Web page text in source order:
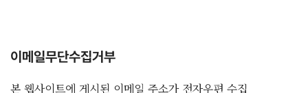
이메일무단수집거부
본 웹사이트에 게시된 이메일 주소가 전자우편 수집